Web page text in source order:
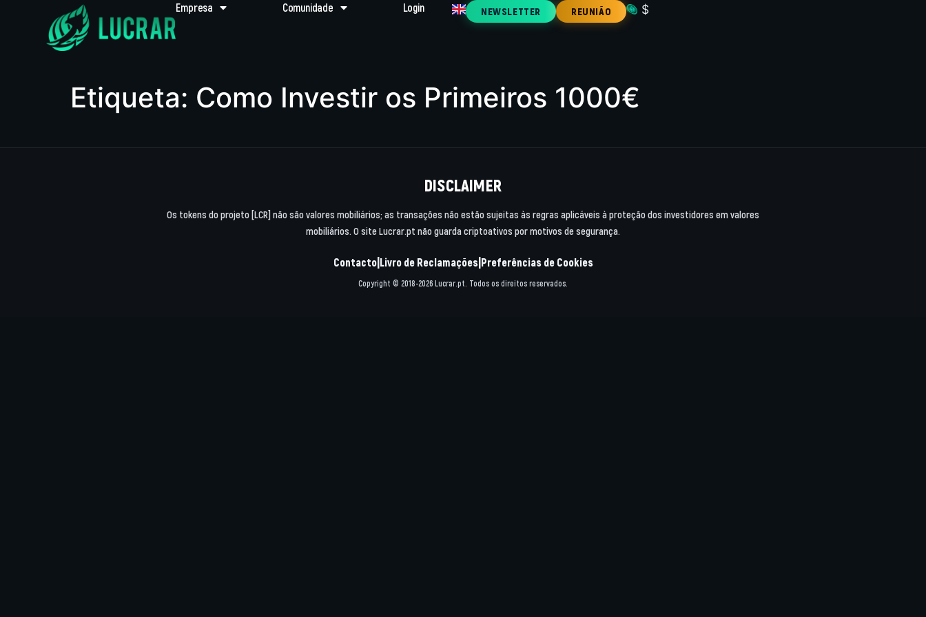
Empresa Comunidade Login NEWSLETTER REUNIÃO $
Etiqueta: Como Investir os Primeiros 1000€
DISCLAIMER
Os tokens do projeto [LCR] não são valores mobiliários; as transações não estão sujeitas às regras aplicáveis à proteção dos investidores em valores
mobiliários. O site Lucrar.pt não guarda criptoativos por motivos de segurança.
Contacto| Livro de Reclamações| Preferências de Cookies
Copyright © 2018-2026 Lucrar.pt. Todos os direitos reservados.